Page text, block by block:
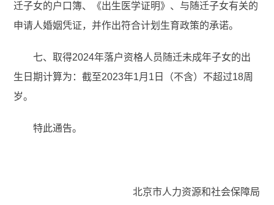
迁子女的户口簿、《出生医学证明》、与随迁子女有关的
申请人婚姻凭证，并作出符合计划生育政策的承诺。
七、取得2024年落户资格人员随迁未成年子女的出
生日期计算为：截至2023年1月1日（不含）不超过18周
岁。
特此通告。
北京市人力资源和社会保障局